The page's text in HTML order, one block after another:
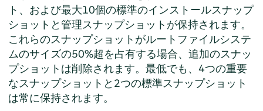
ト、および最大10個の標準のインストールスナップ
ショットと管理スナップショットが保持されます。
これらのスナップショットがルートファイルシステ
ムのサイズの50%超を占有する場合、追加のスナッ
プショットは削除されます。最低でも、4つの重要
なスナップショットと2つの標準スナップショット
は常に保持されます。